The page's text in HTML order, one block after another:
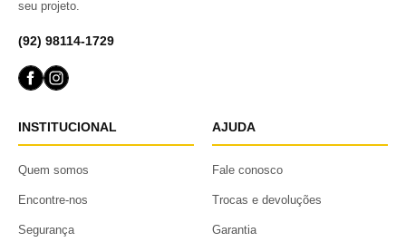
seu projeto.
(92) 98114-1729
INSTITUCIONAL
Quem somos
Encontre-nos
Segurança
AJUDA
Fale conosco
Trocas e devoluções
Garantia